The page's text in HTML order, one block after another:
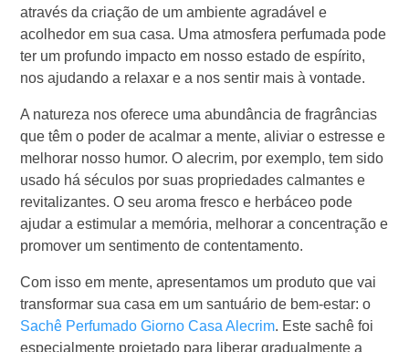
através da criação de um ambiente agradável e
acolhedor em sua casa. Uma atmosfera perfumada pode
ter um profundo impacto em nosso estado de espírito,
nos ajudando a relaxar e a nos sentir mais à vontade.
A natureza nos oferece uma abundância de fragrâncias
que têm o poder de acalmar a mente, aliviar o estresse e
melhorar nosso humor. O alecrim, por exemplo, tem sido
usado há séculos por suas propriedades calmantes e
revitalizantes. O seu aroma fresco e herbáceo pode
ajudar a estimular a memória, melhorar a concentração e
promover um sentimento de contentamento.
Com isso em mente, apresentamos um produto que vai
transformar sua casa em um santuário de bem-estar: o
Sachê Perfumado Giorno Casa Alecrim. Este sachê foi
especialmente projetado para liberar gradualmente a